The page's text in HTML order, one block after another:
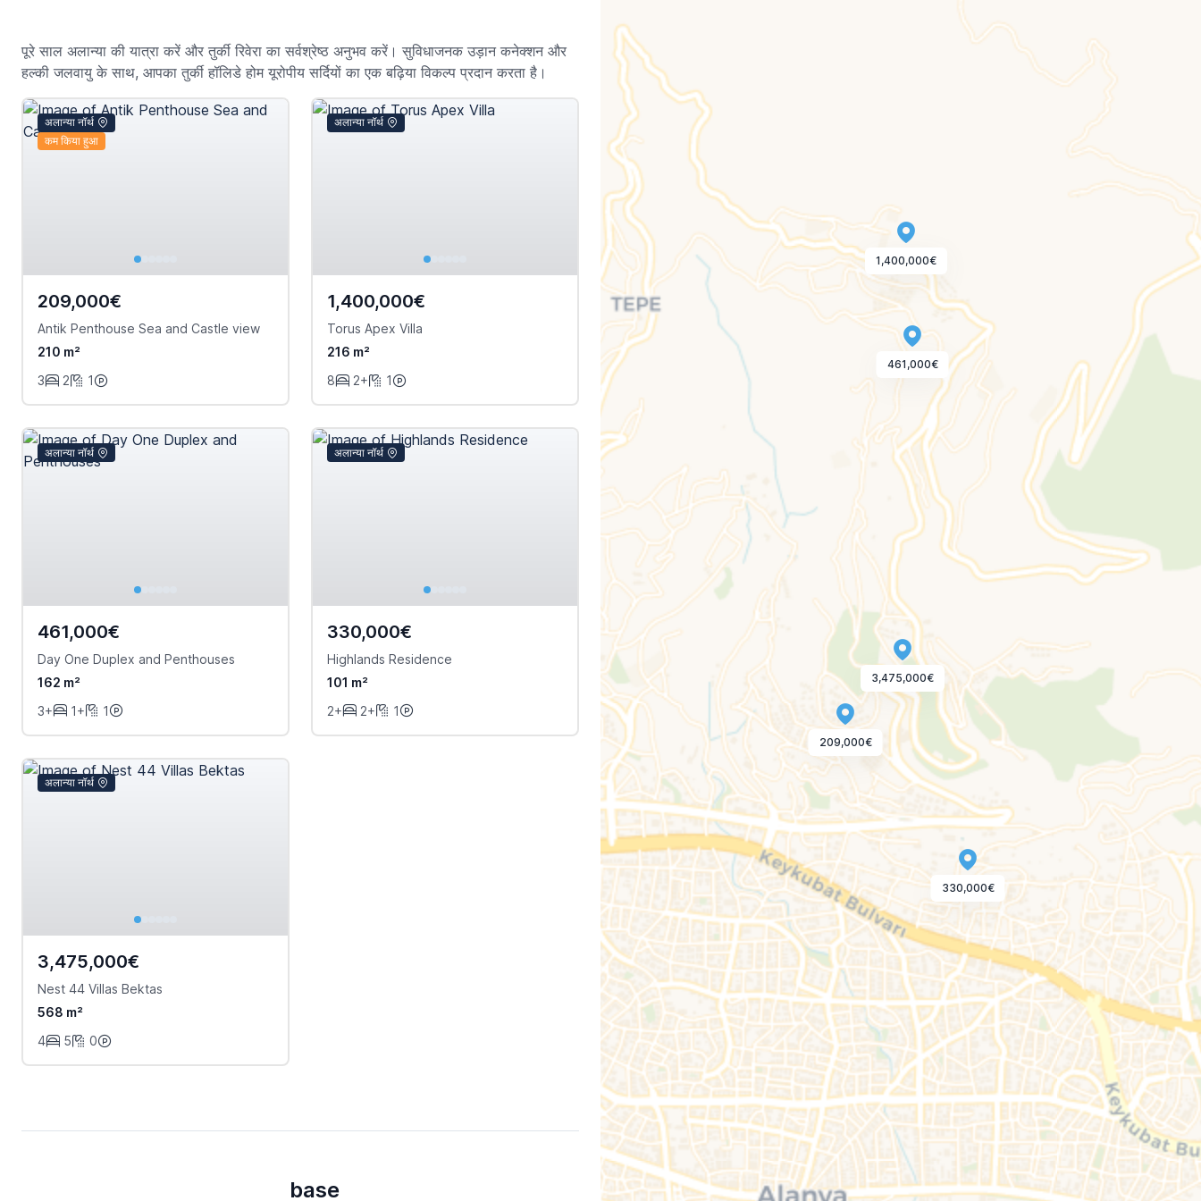
पूरे साल अलान्या की यात्रा करें और तुर्की रिवेरा का सर्वश्रेष्ठ अनुभव करें। सुविधाजनक उड़ान कनेक्शन और
हल्की जलवायु के साथ, आपका तुर्की हॉलिडे होम यूरोपीय सर्दियों का एक बढ़िया विकल्प प्रदान करता है।
अलान्या नॉर्थ
कम किया हुआ
209,000€
Antik Penthouse Sea and Castle view
210 m²
3
2 1
अलान्या नॉर्थ
1,400,000€
Torus Apex Villa
216 m²
8
2+ 1
अलान्या नॉर्थ
461,000€
Day One Duplex and Penthouses
162 m²
3+
1+ 1
अलान्या नॉर्थ
330,000€
Highlands Residence
101 m²
2+
2+ 1
अलान्या नॉर्थ
3,475,000€
Nest 44 Villas Bektas
568 m²
4
5 0
base
209,000€
1,400,000€
461,000€
330,000€
3,475,000€